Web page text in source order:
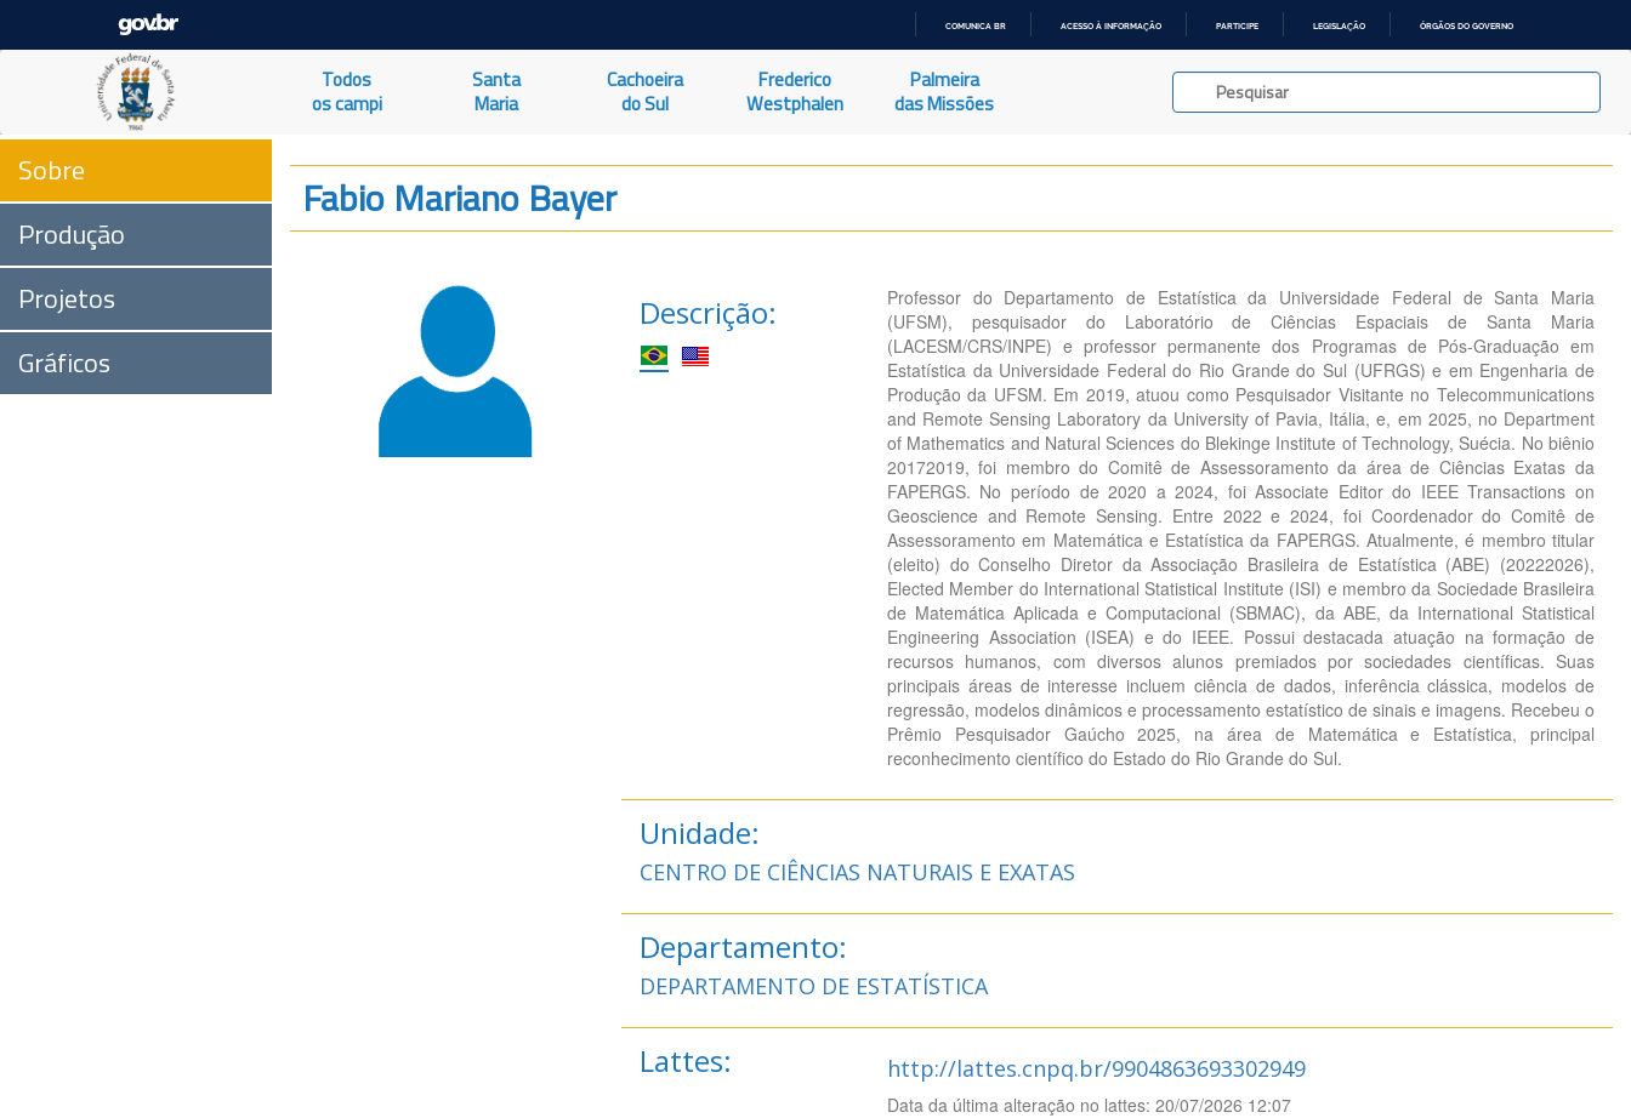
O
COMUNICA BR ACESSO À INFORMAÇÃO PARTICIPE LEGISLAÇÃO ÓRGÃOS DO GOVERNO
Todos
os campi
Santa
Maria
Cachoeira
do Sul
Frederico
Westphalen
Palmeira
das Missões
Sobre
Produção
Projetos
Gráficos
Fabio Mariano Bayer
Descrição:
Professor do Departamento de Estatística da Universidade Federal de Santa Maria
(UFSM), pesquisador do Laboratório de Ciências Espaciais de Santa Maria
(LACESM/CRS/INPE) e professor permanente dos Programas de Pós-Graduação em
Estatística da Universidade Federal do Rio Grande do Sul (UFRGS) e em Engenharia de
Produção da UFSM. Em 2019, atuou como Pesquisador Visitante no Telecommunications
and Remote Sensing Laboratory da University of Pavia, Itália, e, em 2025, no Department
of Mathematics and Natural Sciences do Blekinge Institute of Technology, Suécia. No biênio
20172019, foi membro do Comitê de Assessoramento da área de Ciências Exatas da
FAPERGS. No período de 2020 a 2024, foi Associate Editor do IEEE Transactions on
Geoscience and Remote Sensing. Entre 2022 e 2024, foi Coordenador do Comitê de
Assessoramento em Matemática e Estatística da FAPERGS. Atualmente, é membro titular
(eleito) do Conselho Diretor da Associação Brasileira de Estatística (ABE) (20222026),
Elected Member do International Statistical Institute (ISI) e membro da Sociedade Brasileira
de Matemática Aplicada e Computacional (SBMAC), da ABE, da International Statistical
Engineering Association (ISEA) e do IEEE. Possui destacada atuação na formação de
recursos humanos, com diversos alunos premiados por sociedades científicas. Suas
principais áreas de interesse incluem ciência de dados, inferência clássica, modelos de
regressão, modelos dinâmicos e processamento estatístico de sinais e imagens. Recebeu o
Prêmio Pesquisador Gaúcho 2025, na área de Matemática e Estatística, principal
reconhecimento científico do Estado do Rio Grande do Sul.
Unidade:
CENTRO DE CIÊNCIAS NATURAIS E EXATAS
Departamento:
DEPARTAMENTO DE ESTATÍSTICA
Lattes: http://lattes.cnpq.br/9904863693302949
Data da última alteração no lattes: 20/07/2026 12:07